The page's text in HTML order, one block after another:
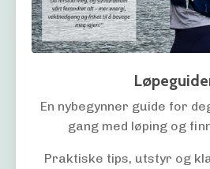
En nybegynner guide for
gang med løping og
Praktiske tips, utstyr og